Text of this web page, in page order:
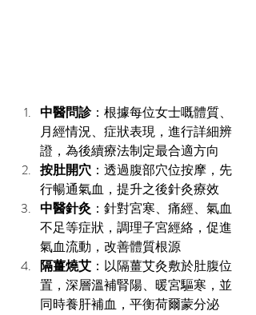
中醫問診：根據每位女士嘅體質、
月經情況、症狀表現，進行詳細辨
證，為後續療法制定最合適方向
按肚開穴 ：透過腹部穴位按摩，先
行暢通氣血，提升之後針灸療效
中醫針灸 ：針對宮寒、痛經、氣血
不足等症狀，調理子宮經絡，促進
氣血流動，改善體質根源
隔薑燒艾 ：以隔薑艾灸敷於肚腹位
置，深層溫補腎陽、暖宮驅寒，並
同時養肝補血，平衡荷爾蒙分泌